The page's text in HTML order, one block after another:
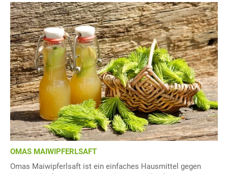
OMAS MAIWIPFERLSAFT
Omas Maiwipferlsaft ist ein einfaches Hausmittel gegen